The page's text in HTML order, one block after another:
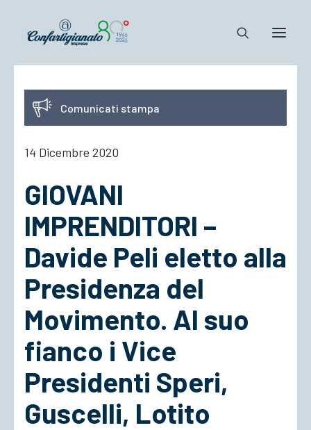
Notizie e Documenti
Confartigianato
Cosa Facciamo
ACCEDI
Comunicati stampa
14 Dicembre 2020
GIOVANI
IMPRENDITORI –
Davide Peli eletto alla
Presidenza del
Movimento. Al suo
fianco i Vice
Presidenti Speri,
Guscelli, Lotito